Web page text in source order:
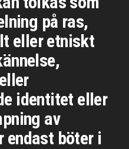
på ras,
eller etniskt
identitet eller
av
endast böter i